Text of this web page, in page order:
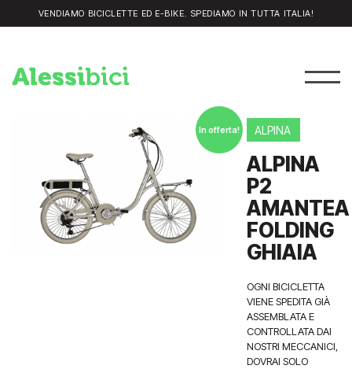
VENDIAMO BICICLETTE ED E-BIKE. SPEDIAMO IN TUTTA ITALIA!
In offerta! ALPINA
ALPINA
P2
AMANTEA
FOLDING
GHIAIA
OGNI BICICLETTA
VIENE SPEDITA GIÀ
ASSEMBLATA E
CONTROLLATA DAI
NOSTRI MECCANICI,
DOVRAI SOLO